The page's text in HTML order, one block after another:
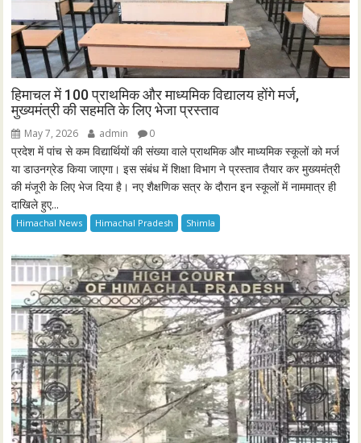
हिमाचल में 100 प्राथमिक और माध्यमिक विद्यालय होंगे मर्ज,
मुख्यमंत्री की सहमति के लिए भेजा प्रस्ताव
May 7, 2026 admin 0
प्रदेश में पांच से कम विद्यार्थियों की संख्या वाले प्राथमिक और माध्यमिक स्कूलों को मर्ज
या डाउनग्रेड किया जाएगा। इस संबंध में शिक्षा विभाग ने प्रस्ताव तैयार कर मुख्यमंत्री
की मंजूरी के लिए भेज दिया है। नए शैक्षणिक सत्र के दौरान इन स्कूलों में नाममात्र ही
दाखिले हुए...
Himachal News Himachal Pradesh Shimla